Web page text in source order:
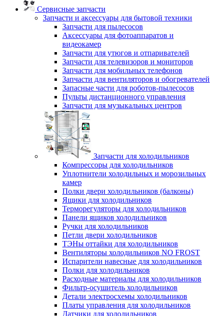
Сервисные запчасти
Запчасти и аксессуары для бытовой техники
Запчасти для пылесосов
Аксессуары для фотоаппаратов и
видеокамер
Запчасти для утюгов и отпаривателей
Запчасти для телевизоров и мониторов
Запчасти для мобильных телефонов
Запчасти для вентиляторов и обогревателей
Запасные части для роботов-пылесосов
Пульты дистанционного управления
Запчасти для музыкальных центров
Запчасти для холодильников
Компрессоры для холодильников
Уплотнители холодильных и морозильных
камер
Полки двери холодильников (балконы)
Ящики для холодильников
Терморегуляторы для холодильников
Панели ящиков холодильников
Ручки для холодильников
Петли двери холодильников
ТЭНы оттайки для холодильников
Вентиляторы холодильников NO FROST
Испарители навесные для холодильников
Полки для холодильников
Расходные материалы для холодильников
Фильтр-осушитель холодильников
Детали электросхемы холодильников
Платы управления для холодильников
Датчики для холодильников